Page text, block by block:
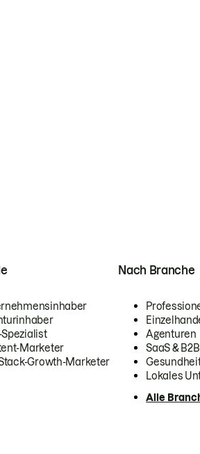
Spezialist
Marketer
Growth-Marketer
Nach Branche
Agenturen
SaaS &
Lokales
Alle